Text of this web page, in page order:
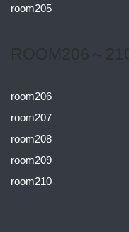
room205
room206
room207
room208
room209
room210